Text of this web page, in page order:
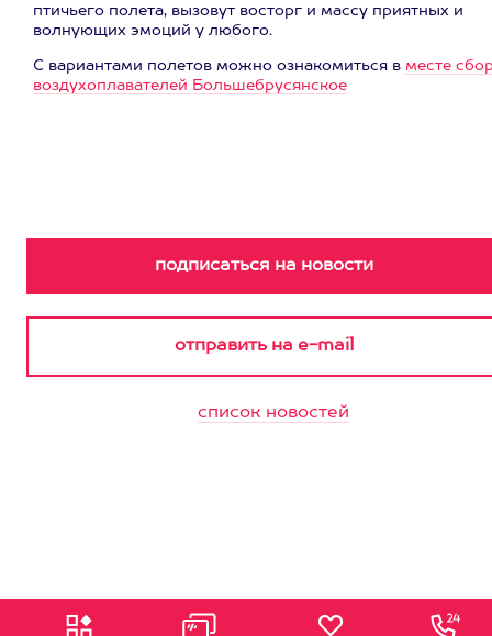
птичьего полета, вызовут восторг и массу приятных и
волнующих эмоций у любого.
С вариантами полетов можно ознакомиться в месте
воздухоплавателей Большебрусянское
список новостей